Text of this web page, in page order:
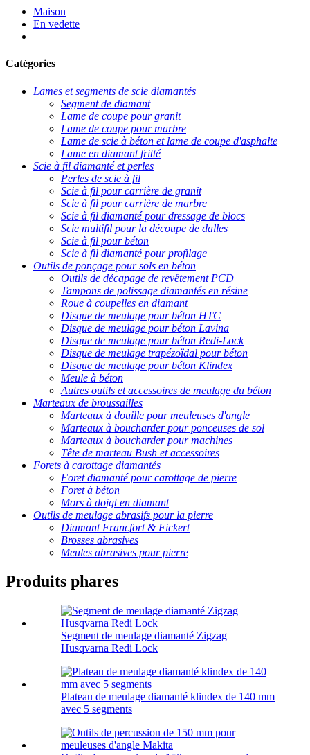
Maison
En vedette
Catégories
Lames et segments de scie diamantés
Segment de diamant
Lame de coupe pour granit
Lame de coupe pour marbre
Lame de scie à béton et lame de coupe d'asphalte
Lame en diamant fritté
Scie à fil diamanté et perles
Perles de scie à fil
Scie à fil pour carrière de granit
Scie à fil pour carrière de marbre
Scie à fil diamanté pour dressage de blocs
Scie multifil pour la découpe de dalles
Scie à fil pour béton
Scie à fil diamanté pour profilage
Outils de ponçage pour sols en béton
Outils de décapage de revêtement PCD
Tampons de polissage diamantés en résine
Roue à coupelles en diamant
Disque de meulage pour béton HTC
Disque de meulage pour béton Lavina
Disque de meulage pour béton Redi-Lock
Disque de meulage trapézoïdal pour béton
Disque de meulage pour béton Klindex
Meule à béton
Autres outils et accessoires de meulage du béton
Marteaux de broussailles
Marteaux à douille pour meuleuses d'angle
Marteaux à boucharder pour ponceuses de sol
Marteaux à boucharder pour machines
Tête de marteau Bush et accessoires
Forets à carottage diamantés
Foret diamanté pour carottage de pierre
Foret à béton
Mors à doigt en diamant
Outils de meulage abrasifs pour la pierre
Diamant Francfort & Fickert
Brosses abrasives
Meules abrasives pour pierre
Produits phares
Segment de meulage diamanté Zigzag
Husqvarna Redi Lock
Plateau de meulage diamanté klindex de 140 mm
avec 5 segments